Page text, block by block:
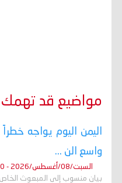
مواضيع قد تهمك
اليمن اليوم يواجه
واسع الن ...
السبت/08/أغسطس/2026 - 12:10 ص
بيان منسوب إلى المبعوث الخاص